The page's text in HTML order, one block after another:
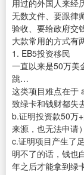
用过的外国人来经
无数文件、要跟律
验收、要给政府交
大款常用的方式有
1. EB5投资移民
一直以来是50万美
跳…
这类项目难点在于
致绿卡和钱财都失
b.证明投资款50万
来源，也无法申请
c.证明项目产生了
明不了的话，钱也
年之后才能拿到绿